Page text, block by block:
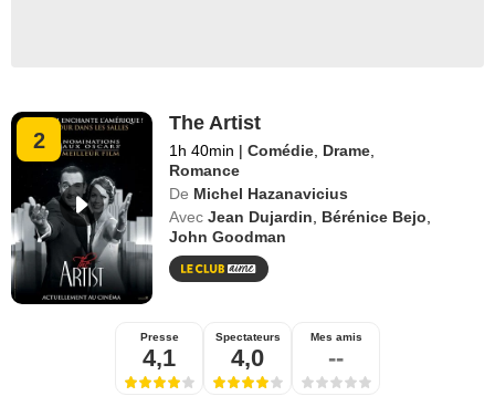
2
The Artist
1h 40min | Comédie Drame
Romance
De Michel Hazanavicius
Avec Jean Dujardin Bérénice Bejo
John Goodman
Presse
4,1
Spectateurs
4,0
Mes amis
--